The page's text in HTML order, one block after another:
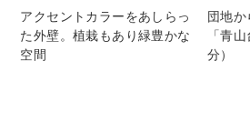
アクセントカラーをあしらっ
た外壁。植栽もあり緑豊かな
空間
団地か
「青
分）